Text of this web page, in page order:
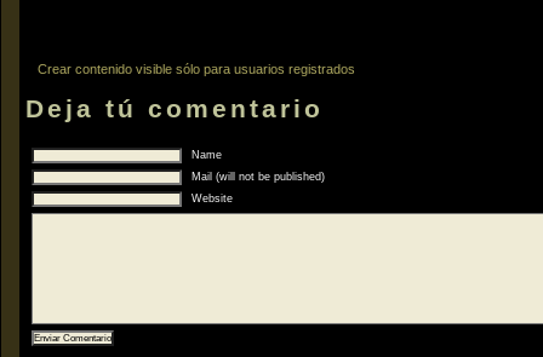
Crear contenido visible sólo para usuarios registrados
Deja tú comentario
Name
Mail (will not be published)
Website